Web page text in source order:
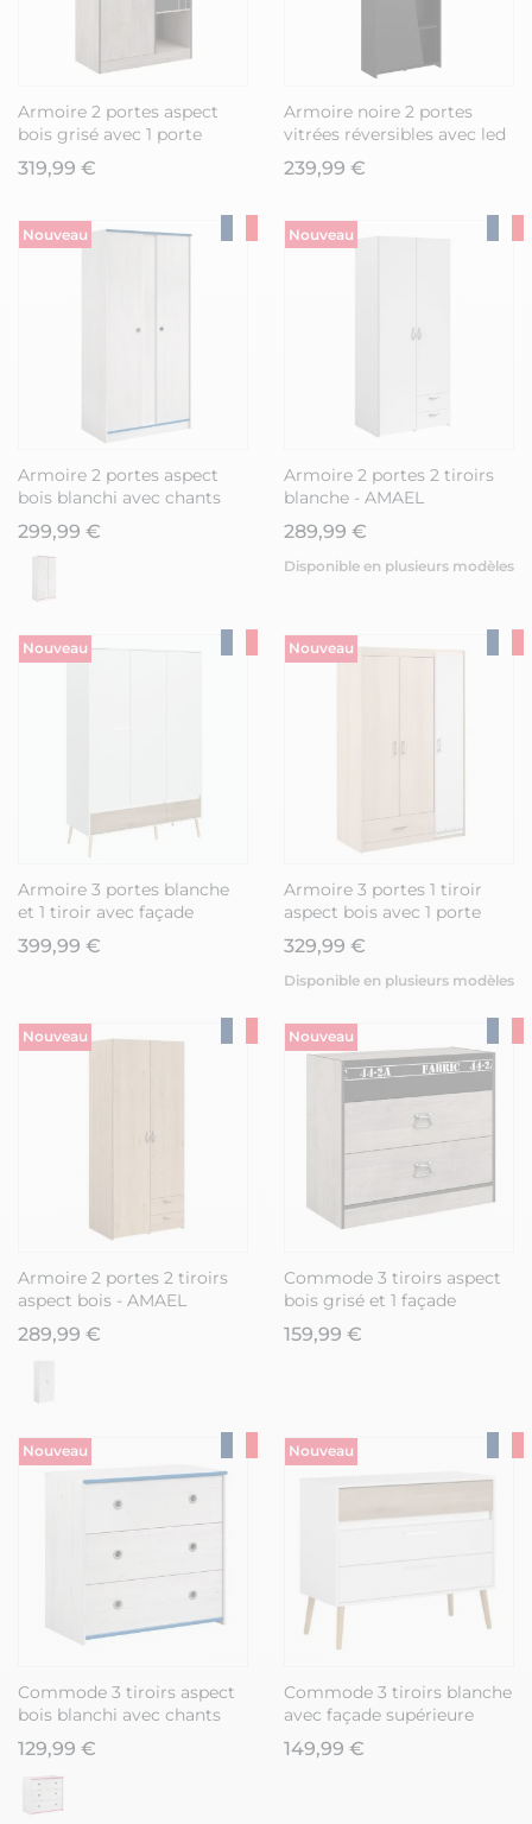
Armoire 2 portes aspect
bois grisé avec 1 porte
anthracite sérigraphiée -
ZIGGY
319,99 €
Armoire noire 2 portes
vitrées réversibles avec led
- PLAYIT
239,99 €
Nouveau
Armoire 2 portes aspect
bois blanchi avec chants
bleus en façade - MISYLIA
299,99 €
Nouveau
Armoire 2 portes 2 tiroirs
blanche - AMAEL
289,99 €
Disponible en plusieurs modèles
Nouveau
Armoire 3 portes blanche
et 1 tiroir avec façade
finition aspect bois -
BORGALL
399,99 €
Nouveau
Armoire 3 portes 1 tiroir
aspect bois avec 1 porte
blanche sérigraphiée -
CHARLINE
329,99 €
Disponible en plusieurs modèles
Nouveau
Armoire 2 portes 2 tiroirs
aspect bois - AMAEL
289,99 €
Nouveau
Commode 3 tiroirs aspect
bois grisé et 1 façade
anthracite sérigraphiée -
ZIGGY
159,99 €
Nouveau
Commode 3 tiroirs aspect
bois blanchi avec chants
bleus en façade - MISYLIA
129,99 €
Nouveau
Commode 3 tiroirs blanche
avec façade supérieure
finition aspect bois -
BORGALL
149,99 €